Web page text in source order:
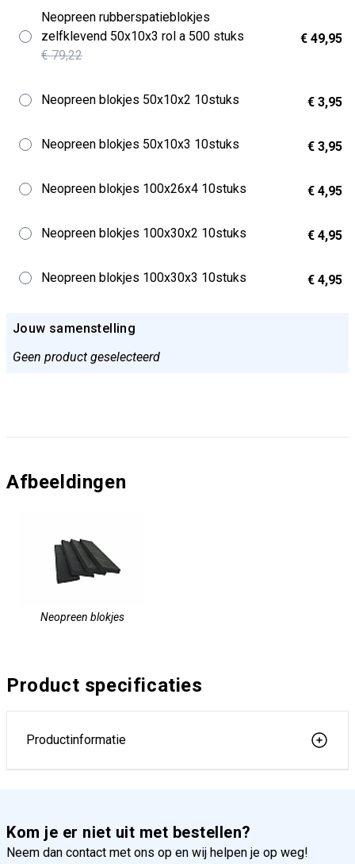
Neopreen rubberspatieblokjes
zelfklevend 50x10x3 rol a 500 stuks
€ 79,22
€ 49,95
Neopreen blokjes 50x10x2 10stuks € 3,95
Neopreen blokjes 50x10x3 10stuks € 3,95
Neopreen blokjes 100x26x4 10stuks € 4,95
Neopreen blokjes 100x30x2 10stuks € 4,95
Neopreen blokjes 100x30x3 10stuks € 4,95
Jouw samenstelling
Geen product geselecteerd
Afbeeldingen
Neopreen blokjes
Product specificaties
Productinformatie
Kom je er niet uit met bestellen?
Neem dan contact met ons op en wij helpen je op weg!